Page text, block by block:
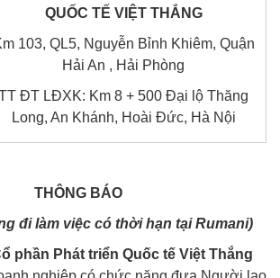
QUỐC TẾ VIỆT THẮNG
103, QL5, Nguyễn Bỉnh Khiêm, Quận
Hải An , Hải Phòng
ĐT LĐXK: Km 8 + 500 Đại lộ Thăng
Long, An Khánh, Hoài Đức, Hà Nội
THÔNG BÁO
đi làm việc có thời hạn tạiRumani)
phần Phát triển Quốc tế Việt Thắng